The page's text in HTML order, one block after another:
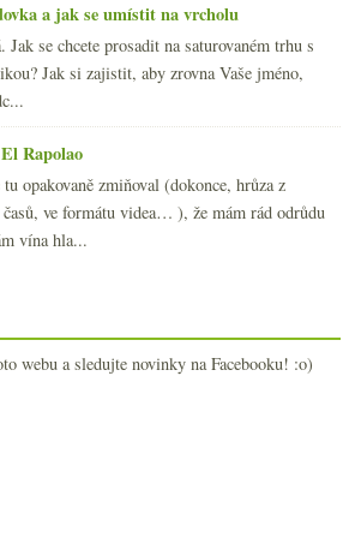
a jak se umístit na vrcholu
Jak se chcete prosadit na saturovaném trhu s
Jak si zajistit, aby zrovna Vaše jméno,
Rapolao
opakovaně zmiňoval (dokonce, hrůza z
časů, ve formátu videa… ), že mám rád odrůdu
vína hla...
webu a sledujte novinky na Facebooku! :o)